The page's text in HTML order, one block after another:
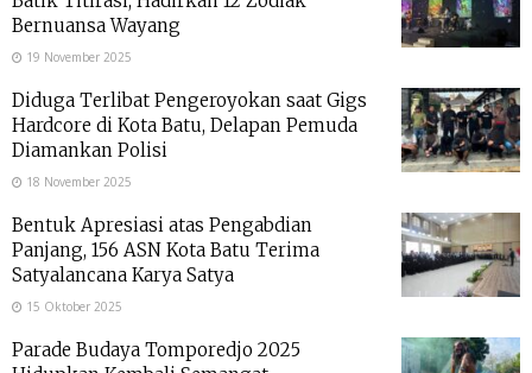
Bernuansa Wayang
19 November 2025
Diduga Terlibat Pengeroyokan saat Gigs
Hardcore di Kota Batu, Delapan Pemuda
Diamankan Polisi
18 November 2025
Bentuk Apresiasi atas Pengabdian
Panjang, 156 ASN Kota Batu Terima
Satyalancana Karya Satya
15 Oktober 2025
Parade Budaya Tomporedjo 2025